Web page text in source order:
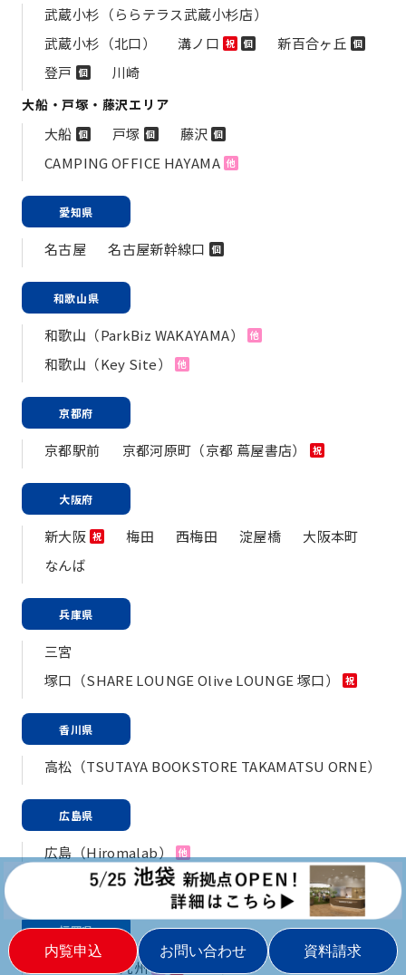
武蔵小杉（ららテラス武蔵小杉店）
武蔵小杉（北口）
溝ノ口 祝 個 新百合ヶ丘 個
登戸 個 川崎
大船・戸塚・藤沢エリア
大船 個 戸塚 個 藤沢 個
CAMPING OFFICE HAYAMA 他
愛知県
名古屋 名古屋新幹線口 個
和歌山県
和歌山（ParkBiz WAKAYAMA） 他
和歌山（Key Site） 他
京都府
京都駅前 京都河原町（京都 蔦屋書店） 祝
大阪府
新大阪 祝 梅田 西梅田 淀屋橋
大阪本町
なんば
兵庫県
三宮
塚口（SHARE LOUNGE Olive LOUNGE 塚口）
祝
香川県
高松（TSUTAYA BOOKSTORE TAKAMATSU ORNE）
広島県
広島（Hiromalab） 他
福山（コワーキングスペースtovio） 他
福岡県
ATOMica 北九州